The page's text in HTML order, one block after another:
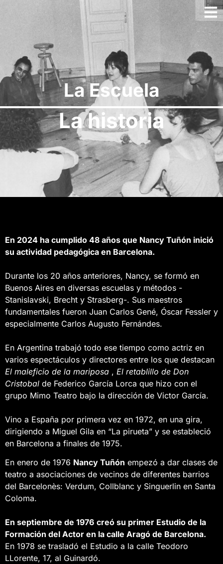
La Escuela
La historia
En 2024 ha cumplido 48 años que Nancy Tuñón inició
su actividad pedagógica en Barcelona.
Durante los 20 años anteriores, Nancy, se formó en
Buenos Aires en diversas escuelas y métodos -
Stanislavski, Brecht y Strasberg-. Sus maestros
fundamentales fueron Juan Carlos Gené, Óscar Fessler y
especialmente Carlos Augusto Fernándes.
En Argentina trabajó todo ese tiempo como actriz en
varios espectáculos y directores entre los que destacan
El maleficio de la mariposa , El retablillo de Don
Cristobal de Federico García Lorca que hizo con el
grupo Mimo Teatro bajo la dirección de Victor García.
Vino a España por primera vez en 1972, en una gira,
dirigiendo a Miguel Gila en “La pirueta” y se estableció
en Barcelona a finales de 1975.
En enero de 1976 Nancy Tuñón empezó a dar clases de
teatro a asociaciones de vecinos de diferentes barrios
del Barcelonès: Verdum, Collblanc y Singuerlin en Santa
Coloma.
En septiembre de 1976 creó su primer Estudio de la
Formación del Actor en la calle Aragó de Barcelona.
En 1978 se trasladó el Estudio a la calle Teodoro
LLorente, 17, al Guinardó.